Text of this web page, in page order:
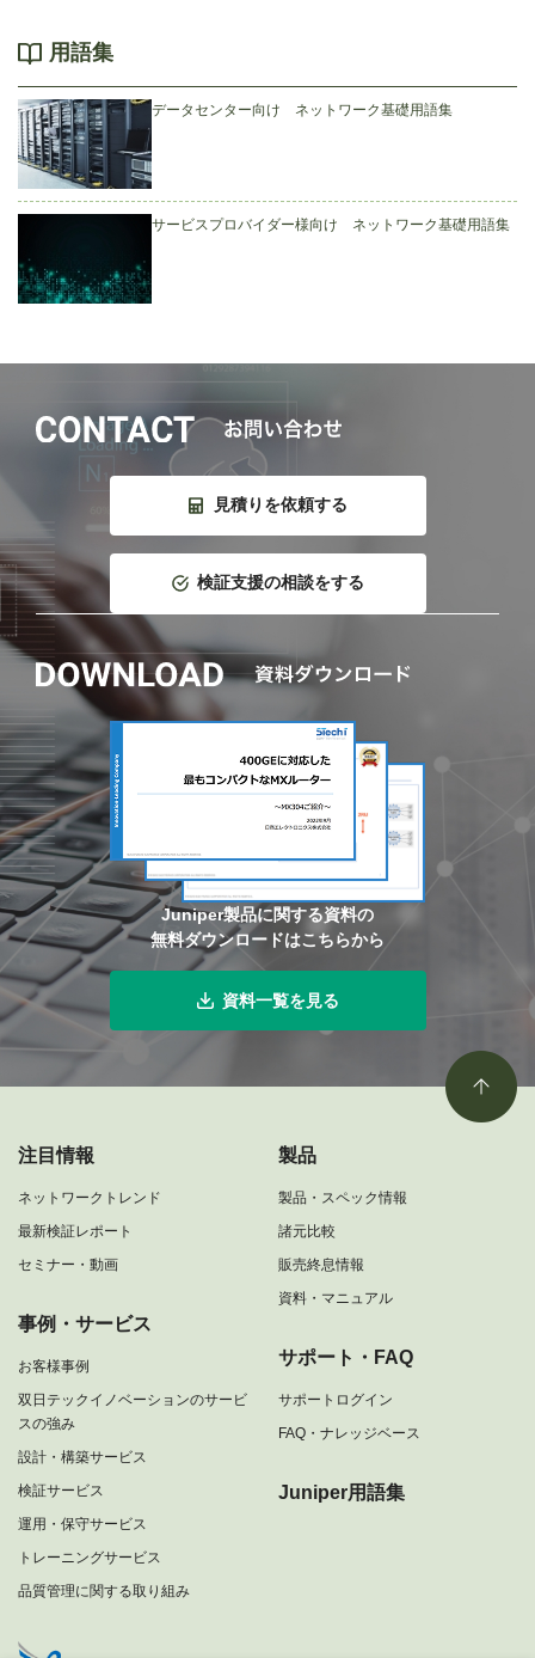
用語集
データセンター向け ネットワーク基礎用語集
サービスプロバイダー様向け ネットワーク基礎用語集
見積りを依頼する
検証支援の相談をする
Juniper製品に関する資料の
無料ダウンロードはこちらから
資料一覧を見る
注目情報
ネットワークトレンド
最新検証レポート
セミナー・動画
事例・サービス
お客様事例
双日テックイノベーションのサービ
スの強み
設計・構築サービス
検証サービス
運用・保守サービス
トレーニングサービス
品質管理に関する取り組み
製品
製品・スペック情報
諸元比較
販売終息情報
資料・マニュアル
サポート・FAQ
サポートログイン
FAQ・ナレッジベース
Juniper用語集